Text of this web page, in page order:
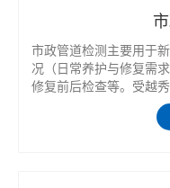
市政管道检测主要用于
况（日常养护与修复需
修复前后检查等。受越
越秀区公共管网完善工
为